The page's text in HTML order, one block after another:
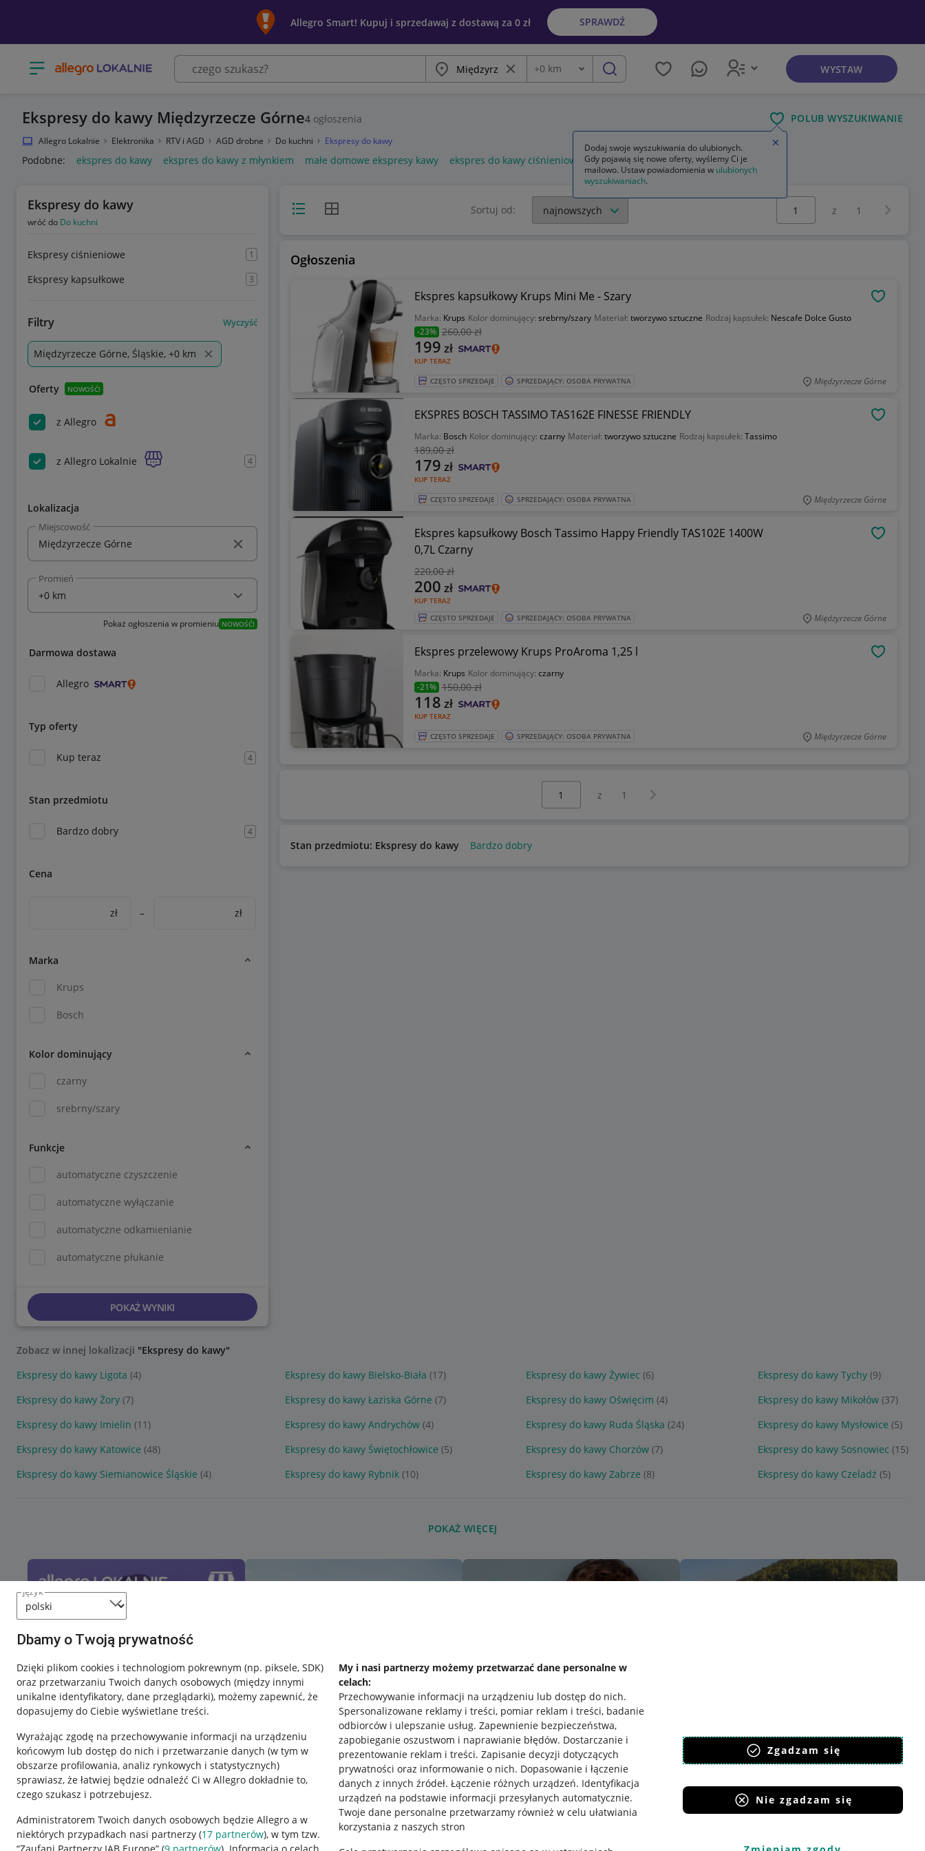
język
Dbamy o Twoją prywatność
Dzięki plikom cookies i technologiom pokrewnym (np. piksele, SDK)
oraz przetwarzaniu Twoich danych osobowych (między innymi
unikalne identyfikatory, dane przeglądarki), możemy zapewnić, że
dopasujemy do Ciebie wyświetlane treści.
Wyrażając zgodę na przechowywanie informacji na urządzeniu
końcowym lub dostęp do nich i przetwarzanie danych (w tym w
obszarze profilowania, analiz rynkowych i statystycznych)
sprawiasz, że łatwiej będzie odnaleźć Ci w Allegro dokładnie to,
czego szukasz i potrzebujesz.
Administratorem Twoich danych osobowych będzie Allegro a w
niektórych przypadkach nasi partnerzy (17 partnerów), w tym tzw.
My i nasi partnerzy możemy przetwarzać dane personalne w
celach:
Przechowywanie informacji na urządzeniu lub dostęp do nich.
Spersonalizowane reklamy i treści, pomiar reklam i treści, badanie
odbiorców i ulepszanie usług. Zapewnienie bezpieczeństwa,
zapobieganie oszustwom i naprawianie błędów. Dostarczanie i
prezentowanie reklam i treści. Zapisanie decyzji dotyczących
prywatności oraz informowanie o nich. Dopasowanie i łączenie
danych z innych źródeł. Łączenie różnych urządzeń. Identyfikacja
urządzeń na podstawie informacji przesyłanych automatycznie.
Twoje dane personalne przetwarzamy również w celu ułatwiania
korzystania z naszych stron
Zgadzam się
Nie zgadzam się
Allegro Smart! Kupuj i sprzedawaj z dostawą za 0 zł SPRAWDŹ
Otwórz menu z kategoriami Miasto Wyczyść frazę
Odległość
+0 km szukaj WYSTAW
Ekspresy do kawy Międzyrzecze Górne4 ogłoszenia POLUB WYSZUKIWANIE
Allegro Lokalnie Elektronika RTV i AGD AGD drobne Do kuchni Ekspresy do kawy
Podobne: ekspres do kawy ekspres do kawy z młynkiem małe domowe ekspresy kawy ekspres do kawy ciśnieniowy ekspres do kawy siemens
Ekspresy do kawy
wróć do Do kuchni
Ekspresy ciśnieniowe 1
Ekspresy kapsułkowe 3
Filtry Wyczyść
Międzyrzecze Górne, Śląskie, +0 km
Oferty NOWOŚĆ!
z Allegro
z Allegro Lokalnie 4
Lokalizacja
Miejscowość
Promień
Pokaż ogłoszenia w promieniu NOWOŚĆ!
Darmowa dostawa
Allegro
Typ oferty
Kup teraz 4
Stan przedmiotu
Bardzo dobry 4
Cena
zł – zł
Marka
Krups
Bosch
Kolor dominujący
czarny
srebrny/szary
Funkcje
automatyczne czyszczenie
automatyczne wyłączanie
automatyczne odkamienianie
automatyczne płukanie
POKAŻ WYNIKI
Widok listyWidok siatki Sortuj od:
Wybierz stronę:
z 1
Ogłoszenia
Ekspres kapsułkowy Krups Mini Me - Szary
Marka: Krups Kolor dominujący: srebrny/szary Materiał: tworzywo sztuczne Rodzaj kapsułek: Nescafe Dolce Gusto
-23% 260,00 zł
KUP TERAZ
199 zł
CZĘSTO SPRZEDAJE SPRZEDAJĄCY: OSOBA PRYWATNA Międzyrzecze Górne
EKSPRES BOSCH TASSIMO TAS162E FINESSE FRIENDLY
Marka: Bosch Kolor dominujący: czarny Materiał: tworzywo sztuczne Rodzaj kapsułek: Tassimo
189,00 zł
KUP TERAZ
179 zł
CZĘSTO SPRZEDAJE SPRZEDAJĄCY: OSOBA PRYWATNA Międzyrzecze Górne
Ekspres kapsułkowy Bosch Tassimo Happy Friendly TAS102E 1400W
0,7L Czarny
220,00 zł
KUP TERAZ
200 zł
CZĘSTO SPRZEDAJE SPRZEDAJĄCY: OSOBA PRYWATNA Międzyrzecze Górne
Ekspres przelewowy Krups ProAroma 1,25 l
Marka: Krups Kolor dominujący: czarny
-21% 150,00 zł
KUP TERAZ
118 zł
CZĘSTO SPRZEDAJE SPRZEDAJĄCY: OSOBA PRYWATNA Międzyrzecze Górne
z 1 Następna strona
Stan przedmiotu: Ekspresy do kawy Bardzo dobry
Zobacz w innej lokalizacji "Ekspresy do kawy"
Ekspresy do kawy Ligota (4) Ekspresy do kawy Bielsko-Biała (17) Ekspresy do kawy Żywiec (6) Ekspresy do kawy Tychy (9)
Ekspresy do kawy Żory (7) Ekspresy do kawy Łaziska Górne (7) Ekspresy do kawy Oświęcim (4) Ekspresy do kawy Mikołów (37)
Ekspresy do kawy Imielin (11) Ekspresy do kawy Andrychów (4) Ekspresy do kawy Ruda Śląska (24) Ekspresy do kawy Mysłowice (5)
Ekspresy do kawy Katowice (48) Ekspresy do kawy Świętochłowice (5) Ekspresy do kawy Chorzów (7) Ekspresy do kawy Sosnowiec (15)
Ekspresy do kawy Siemianowice Śląskie (4) Ekspresy do kawy Rybnik (10) Ekspresy do kawy Zabrze (8) Ekspresy do kawy Czeladź (5)
POKAŻ WIĘCEJ
Przydatne informacje
Jak to działa Regulamin
Pobierz aplikację
Dodaj swoje wyszukiwania do ulubionych.
Gdy pojawią się nowe oferty, wyślemy Ci je
mailowo. Ustaw powiadomienia w ulubionych
wyszukiwaniach.
Zamknij wskazówkę